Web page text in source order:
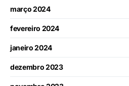
março 2024
fevereiro 2024
janeiro 2024
dezembro 2023